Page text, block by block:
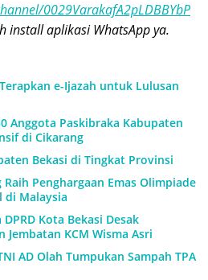
0029VarakafA2pLDBBYbP
install aplikasi WhatsApp ya.
e-Ijazah untuk Lulusan
Anggota Paskibraka Kabupaten
di Cikarang
Bekasi di Tingkat Provinsi
Raih Penghargaan Emas Olimpiade
di Malaysia
Kota Bekasi Desak
Jembatan KCM Wisma Asri
AD Olah Tumpukan Sampah TPA